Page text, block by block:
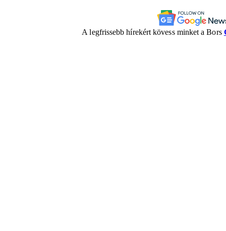
A legfrissebb hírekért kövess minket a Bors